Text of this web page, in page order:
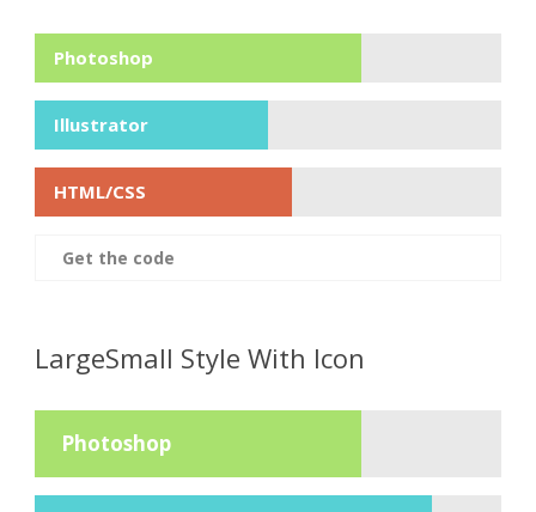
Photoshop
Illustrator
HTML/CSS
Get the code
LargeSmall Style With Icon
Photoshop